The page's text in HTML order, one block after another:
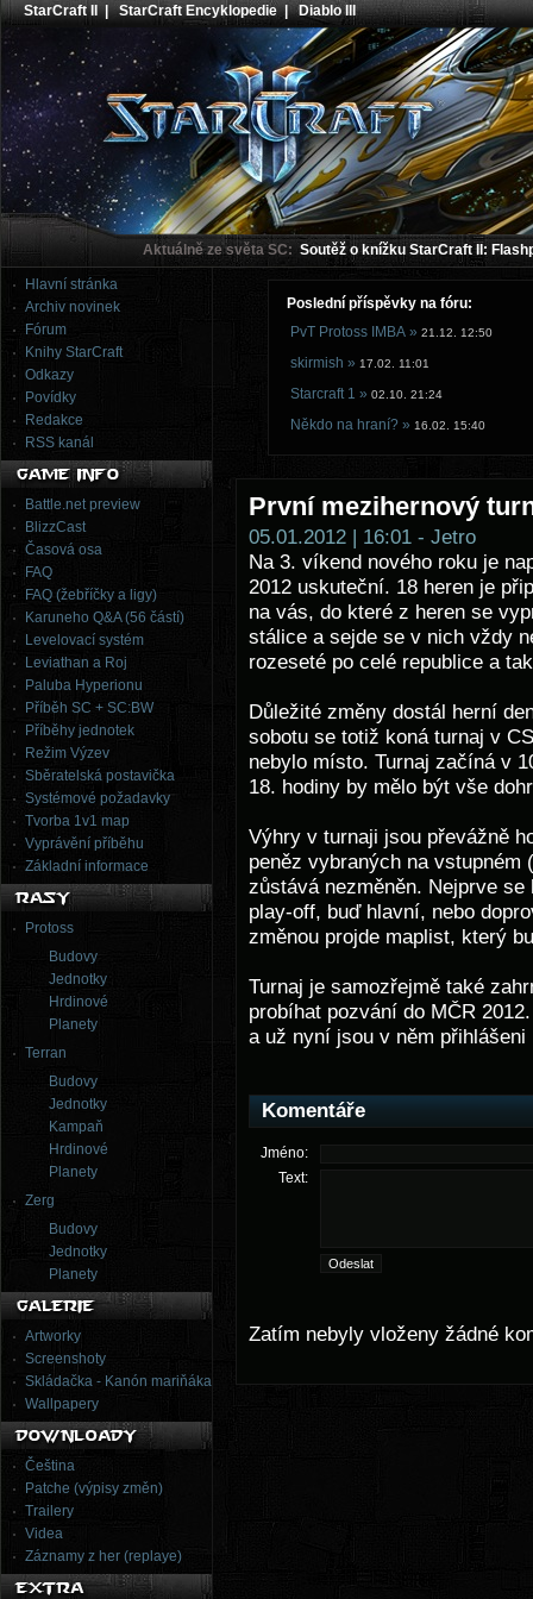
StarCraft II |StarCraft Encyklopedie|Diablo III
Aktuálně ze světa SC: Soutěž o knížku StarCraft II:
Hlavní stránka
Archiv novinek
Fórum
Knihy StarCraft
Odkazy
Povídky
Redakce
RSS kanál
Battle.net preview
BlizzCast
Časová osa
FAQ
FAQ (žebříčky a ligy)
Karuneho Q&A (56 částí)
Levelovací systém
Leviathan a Roj
Paluba Hyperionu
Příběh SC + SC:BW
Příběhy jednotek
Režim Výzev
Sběratelská postavička
Systémové požadavky
Tvorba 1v1 map
Vyprávění příběhu
Základní informace
Protoss
Budovy
Jednotky
Hrdinové
Planety
Terran
Budovy
Jednotky
Kampaň
Hrdinové
Planety
Zerg
Budovy
Jednotky
Planety
Artworky
Screenshoty
Skládačka - Kanón mariňáka
Wallpapery
Čeština
Patche (výpisy změn)
Trailery
Videa
Záznamy z her (replaye)
Poslední příspěvky na fóru:
PvT Protoss IMBA » 21.12. 12:50
skirmish » 17.02. 11:01
Starcraft 1 » 02.10. 21:24
Někdo na hraní? » 16.02. 15:40
První mezihernový
05.01.2012 | 16:01 - Jetro
Na 3. víkend nového roku je
2012 uskuteční. 18 heren je
na vás, do které z heren se
stálice a sejde se v nich vždy
rozeseté po celé republice a
Důležité změny dostál herní
sobotu se totiž koná turnaj v
nebylo místo. Turnaj začíná v
18. hodiny by mělo být vše
Výhry v turnaji jsou převážně
peněz vybraných na vstupném
zůstává nezměněn. Nejprve
play-off, buď hlavní, nebo
změnou projde maplist, který
Turnaj je samozřejmě také
probíhat pozvání do MČR
a už nyní jsou v něm
Komentáře
Jméno:
Text:
Zatím nebyly vloženy žádné